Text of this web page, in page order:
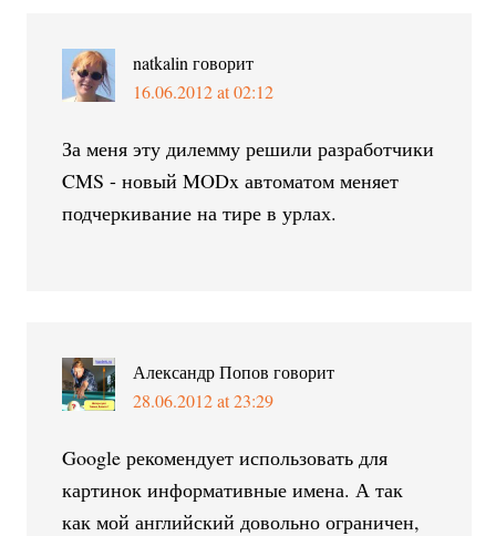
natkalin говорит
16.06.2012 at 02:12
За меня эту дилемму решили разработчики
CMS - новый MODx автоматом меняет
подчеркивание на тире в урлах.
Александр Попов говорит
28.06.2012 at 23:29
Google рекомендует использовать для
картинок информативные имена. А так
как мой английский довольно ограничен,